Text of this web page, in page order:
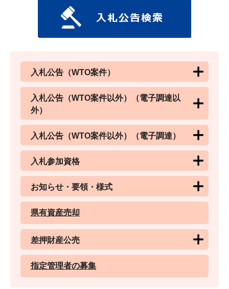
入札公告（WTO案件）
入札公告（WTO案件以外）（電子調達以
外）
入札公告（WTO案件以外）（電子調達）
入札参加資格
お知らせ・要領・様式
県有資産売却
差押財産公売
指定管理者の募集